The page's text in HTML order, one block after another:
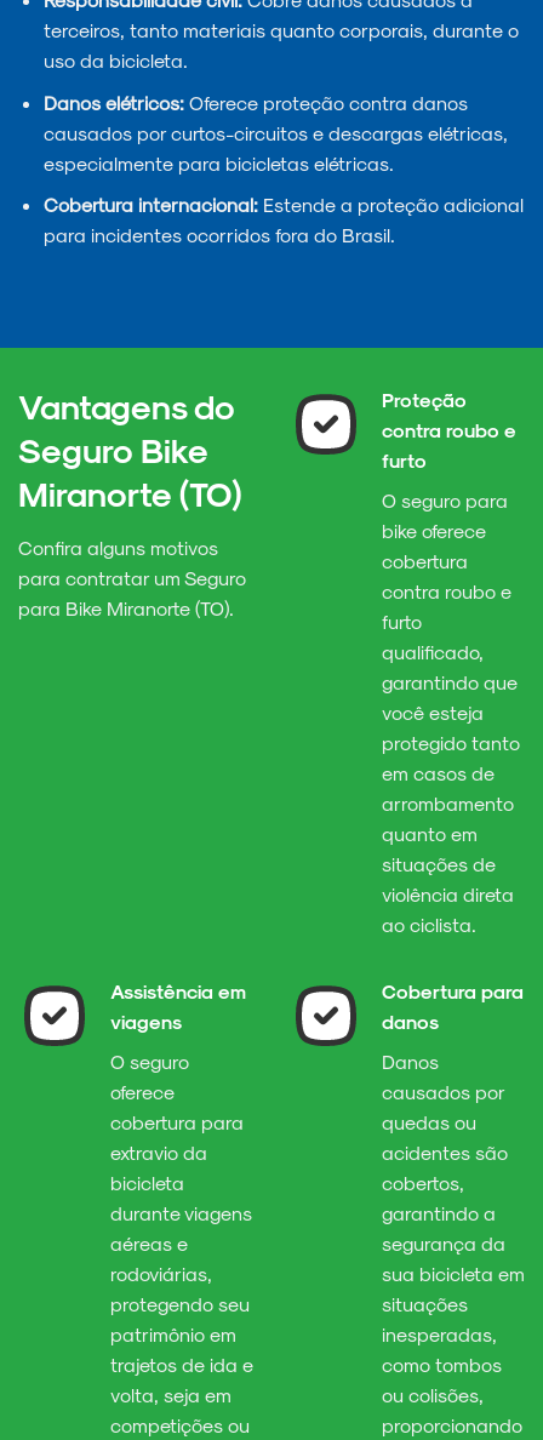
terceiros, tanto materiais quanto corporais, durante o
uso da bicicleta.
Danos elétricos:Oferece proteção contra danos
causados por curtos-circuitos e descargas elétricas,
especialmente para bicicletas elétricas.
Cobertura internacional:Estende a proteção adicional
para incidentes ocorridos fora do Brasil.
Vantagens do
Seguro Bike
Miranorte (TO)
Confira alguns motivos
para contratar um Seguro
para Bike Miranorte (TO).
Proteção
contra roubo e
furto
O seguro para
bike oferece
cobertura
contra roubo e
furto
qualificado,
garantindo que
você esteja
protegido tanto
em casos de
arrombamento
quanto em
situações de
violência direta
ao ciclista.
Assistência em
viagens
O seguro
oferece
cobertura para
extravio da
bicicleta
durante viagens
aéreas e
rodoviárias,
protegendo seu
patrimônio em
trajetos de ida e
volta, seja em
competições ou
Cobertura para
danos
Danos
causados por
quedas ou
acidentes são
cobertos,
garantindo a
segurança da
sua bicicleta em
situações
inesperadas,
como tombos
ou colisões,
proporcionando